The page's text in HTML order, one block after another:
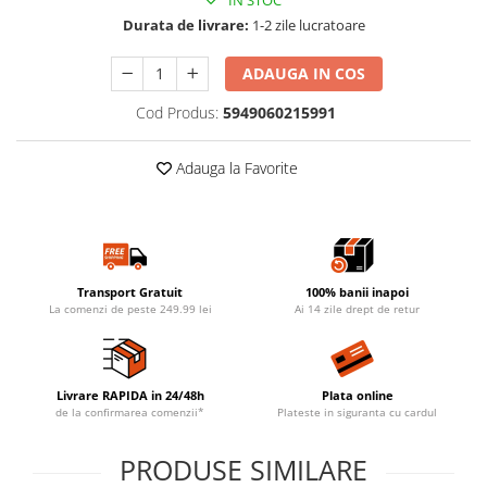
Durata de livrare: 1-2 zile lucratoare
ADAUGA IN COS
Cod Produs: 5949060215991
Adauga la Favorite
Transport Gratuit
La comenzi de peste 249.99 lei
100% banii inapoi
Ai 14 zile drept de retur
Livrare RAPIDA in 24/48h
de la confirmarea comenzii*
Plata online
Plateste in siguranta cu cardul
PRODUSE SIMILARE